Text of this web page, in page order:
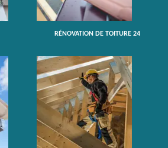
RÉNOVATION DE TOITURE 24